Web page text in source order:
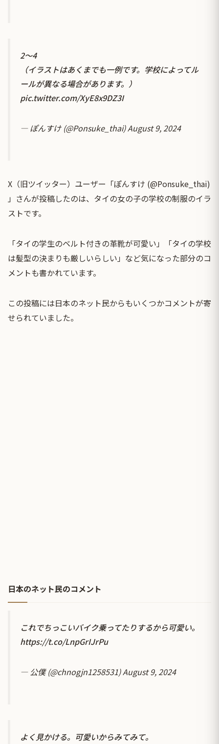
2〜4
（イラストはあくまでも一例です。学校によってル
ールが異なる場合があります。）
pic.twitter.com/XyE8x9DZ3I
— ぽんすけ (@Ponsuke_thai)August 9, 2024
X（旧ツイッター）ユーザー「ぽんすけ (@Ponsuke_thai)
」さんが投稿したのは、タイの女の子の学校の制服のイラ
ストです。
「タイの学生のベルト付きの革靴が可愛い」「タイの学校
は髪型の決まりも厳しいらしい」など気になった部分のコ
メントも書かれています。
この投稿には日本のネット民からもいくつかコメントが寄
せられていました。
日本のネット民のコメント
これでちっこいバイク乗ってたりするから可愛い。
https://t.co/LnpGrIJrPu
— 公僕 (@chnogjn1258531)August 9, 2024
よく見かける。可愛いからみてみて。